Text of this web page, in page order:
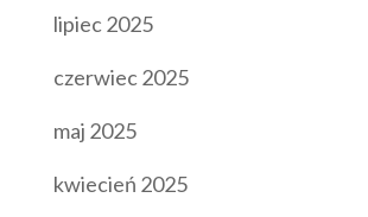
lipiec 2025
czerwiec 2025
maj 2025
kwiecień 2025